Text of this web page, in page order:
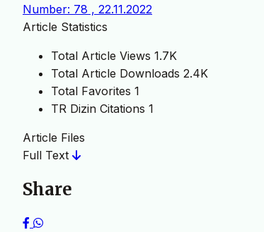
Number: 78 , 22.11.2022
Article Statistics
Total Article Views 1.7K
Total Article Downloads 2.4K
Total Favorites 1
TR Dizin Citations 1
Article Files
Full Text
Share